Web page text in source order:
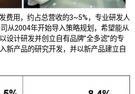
费用，约占总营收的3~5%，专业研发人
从2004年开始导入策略规划，希望能从
设计研发并创立自有品牌”全多滤”的专
新产品的研究开发，并以新产品建立自